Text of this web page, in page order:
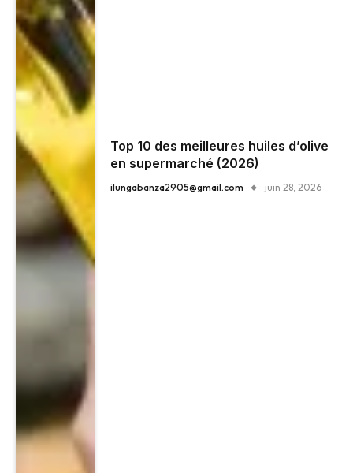
Top 10 des meilleures huiles d’olive
en supermarché (2026)
ilungabanza2905@gmail.com juin 28, 2026